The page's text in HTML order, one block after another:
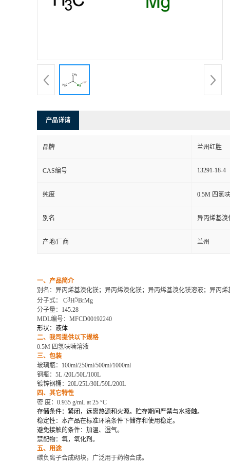
产品详请
品牌 兰州红胜
CAS编号 13291-18-4
纯度 0.5M 四氢
别名 异丙烯基溴
产地/厂商 兰州
一、产品简介
别名：异丙烯基溴化镁；异丙烯溴化镁；异丙烯基溴化镁溶液；异丙烯
分子式： C3H5BrMg
分子量： 145.28
MDL编号：MFCD00192240
形状：液体
二、我司提供以下规格
0.5M 四氢呋喃溶液
三、包装
玻璃瓶： 100ml/250ml/500ml/1000ml
钢瓶： 5L /20L/50L/100L
镀锌钢桶： 20L/25L/30L/59L/200L
四、其它特性
密 度： 0.935 g/mL at 25 °C
存储条件：紧闭，远离热源和火源。贮存期间严禁与水接触。
稳定性：本产品在标准环境条件下储存和使用稳定。
避免接触的条件：加温、湿气。
禁配物：氧，氧化剂。
五、用途
碳负离子合成砌块，广泛用于药物合成。